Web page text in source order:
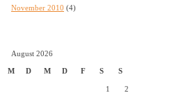
November 2010 (4)
August 2026
M D M D F S S
1 2